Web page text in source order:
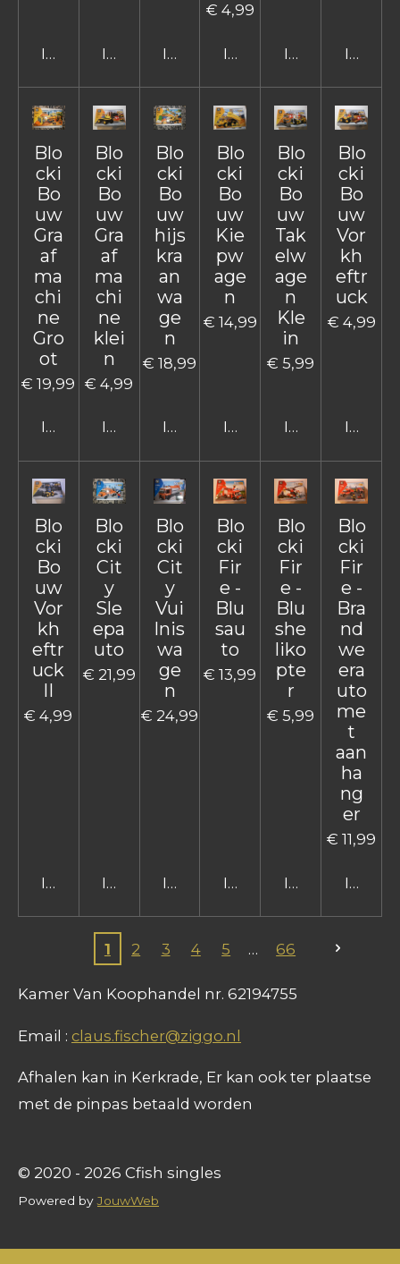
In winkelwagenIn winkelwagenIn winkelwagen
€ 4,99
In winkelwagen
In In
Blo
cki
Bo
uw
Gra
af
ma
chi
ne
Gro
ot
€ 19,99
In winkelwagen
Blo
cki
Bo
uw
Gra
af
ma
chi
ne
klei
n
€ 4,99
In winkelwagen
Blo
cki
Bo
uw
hijs
kra
an
wa
ge
n
€ 18,99
In winkelwagen
Blo
cki
Bo
uw
Kie
pw
age
n
€ 14,99
In winkelwagen
Blo
cki
Bo
uw
Tak
elw
age
n
Kle
in
€ 5,99
In
Blo
cki
Bo
uw
Vor
kh
eftr
uck
€ 4,99
In
Blo
cki
Bo
uw
Vor
kh
eftr
uck
€ 4,99
In winkelwagen
Blo
cki
Cit
y
Sle
epa
uto
€ 21,99
In winkelwagen
Blo
cki
Cit
y
Vui
lnis
wa
ge
n
€ 24,99
In winkelwagen
Blo
cki
Fir
e -
Blu
sau
to
€ 13,99
In winkelwagen
Blo
cki
Fir
e -
Blu
she
liko
pte
r
€ 5,99
In
Blo
cki
Fir
e -
Bra
nd
we
era
uto
me
t
aan
ha
ng
er
€ 11,99
In
1 2 3 4 5 66
Kamer Van Koophandel nr. 62194755
Email : claus.fischer@ziggo.nl
Afhalen kan in Kerkrade, Er kan ook ter plaatse
met de pinpas betaald worden
© 2020 - 2026 Cfish singles
Powered byJouwWeb